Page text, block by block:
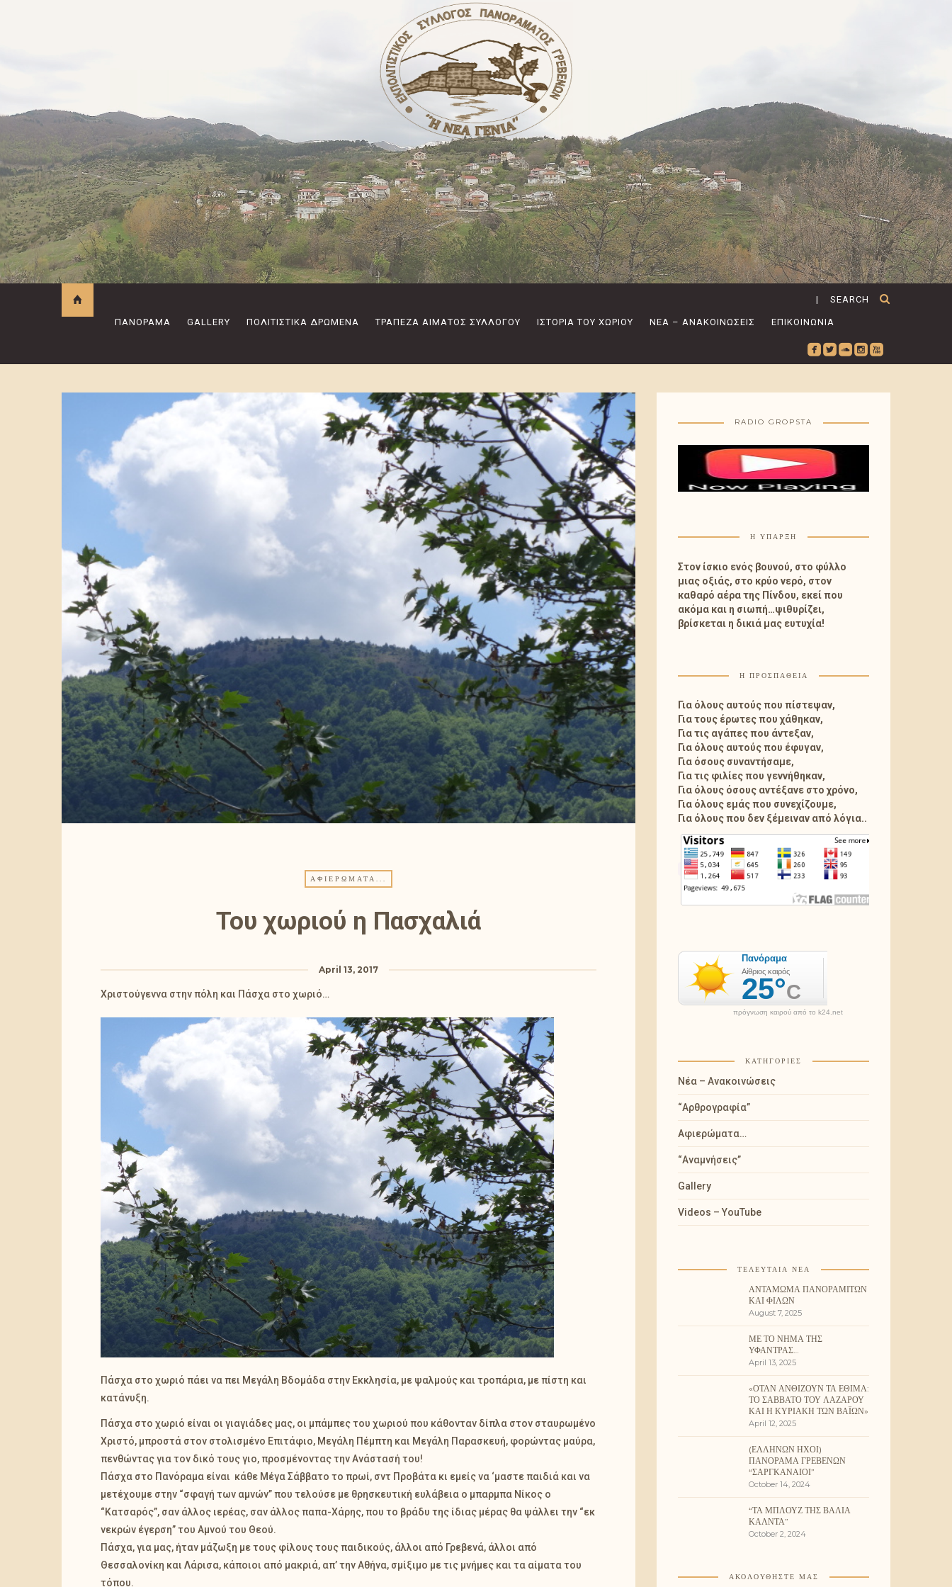
| SEARCH
ΠΑΝΌΡΑΜΑ GALLERY ΠΟΛΙΤΙΣΤΙΚΆ ΔΡΏΜΕΝΑ ΤΡΆΠΕΖΑ ΑΊΜΑΤΟΣ ΣΥΛΛΌΓΟΥ ΙΣΤΟΡΊΑ ΤΟΥ ΧΩΡΙΟΎ ΝΈΑ – ΑΝΑΚΟΙΝΏΣΕΙΣ ΕΠΙΚΟΙΝΩΝΊΑ
roundedfacebookroundedtwitterbirdroundedsoundcloudroundedinstagramroundedyoutube
ΑΦΙΕΡΏΜΑΤΑ...
Του χωριού η Πασχαλιά
April 13, 2017
Χριστούγεννα στην πόλη και Πάσχα στο χωριό…
Πάσχα στο χωριό πάει να πει Μεγάλη Βδομάδα στην Εκκλησία, με ψαλμούς και τροπάρια, με πίστη και
κατάνυξη.
Πάσχα στο χωριό είναι οι γιαγιάδες μας, οι μπάμπες του χωριού που κάθονταν δίπλα στον σταυρωμένο
Χριστό, μπροστά στον στολισμένο Επιτάφιο, Μεγάλη Πέμπτη και Μεγάλη Παρασκευή, φορώντας μαύρα,
πενθώντας για τον δικό τους γιο, προσμένοντας την Ανάστασή του!
Πάσχα στο Πανόραμα είναι κάθε Μέγα Σάββατο το πρωί, σντ Προβάτα κι εμείς να ‘μαστε παιδιά και να
μετέχουμε στην “σφαγή των αμνών” που τελούσε με θρησκευτική ευλάβεια ο μπαρμπα Νίκος ο
“Κατσαρός”, σαν άλλος ιερέας, σαν άλλος παπα-Χάρης, που το βράδυ της ίδιας μέρας θα ψάλλει την “εκ
νεκρών έγερση” του Αμνού του Θεού.
Πάσχα, για μας, ήταν μάζωξη με τους φίλους τους παιδικούς, άλλοι από Γρεβενά, άλλοι από
Θεσσαλονίκη και Λάρισα, κάποιοι από μακριά, απ’ την Αθήνα, σμίξιμο με τις μνήμες και τα αίματα του
τόπου.
RADIO GROPSTA
Η ΎΠΑΡΞΗ
Στον ίσκιο ενός βουνού, στο φύλλο
μιας οξιάς, στο κρύο νερό, στον
καθαρό αέρα της Πίνδου, εκεί που
ακόμα και η σιωπή…ψιθυρίζει,
βρίσκεται η δικιά μας ευτυχία!
Η ΠΡΟΣΠΑΘΕΙΑ
Για όλους αυτούς που πίστεψαν,
Για τους έρωτες που χάθηκαν,
Για τις αγάπες που άντεξαν,
Για όλους αυτούς που έφυγαν,
Για όσους συναντήσαμε,
Για τις φιλίες που γεννήθηκαν,
Για όλους όσους αντέξανε στο χρόνο,
Για όλους εμάς που συνεχίζουμε,
Για όλους που δεν ξέμειναν από λόγια..
πρόγνωση καιρού από το k24.net
ΚΑΤΗΓΟΡΊΕΣ
Νέα – Ανακοινώσεις
“Αρθρογραφία”
Αφιερώματα…
“Αναμνήσεις”
Gallery
Videos – YouTube
ΤΕΛΕΥΤΑΊΑ ΝΈΑ
ΑΝΤΆΜΩΜΑ ΠΑΝΟΡΑΜΙΤΏΝ
ΚΑΙ ΦΊΛΩΝ
August 7, 2025
ΜΕ ΤΟ ΝΉΜΑ ΤΗΣ
ΥΦΆΝΤΡΑΣ…
April 13, 2025
«ΌΤΑΝ ΑΝΘΊΖΟΥΝ ΤΑ ΈΘΙΜΑ:
ΤΟ ΣΆΒΒΑΤΟ ΤΟΥ ΛΑΖΆΡΟΥ
ΚΑΙ Η ΚΥΡΙΑΚΉ ΤΩΝ ΒΑΪ́ΩΝ»
April 12, 2025
(ΕΛΛΉΝΩΝ ΉΧΟΙ)
ΠΑΝΌΡΑΜΑ ΓΡΕΒΕΝΏΝ
“ΣΑΡΓΚΑΝΑΊΟΙ”
October 14, 2024
“ΤΑ ΜΠΛΟΥΖ ΤΗΣ ΒΆΛΙΑ
ΚΆΛΝΤΑ”
October 2, 2024
ΑΚΟΛΟΥΘΉΣΤΕ ΜΑΣ